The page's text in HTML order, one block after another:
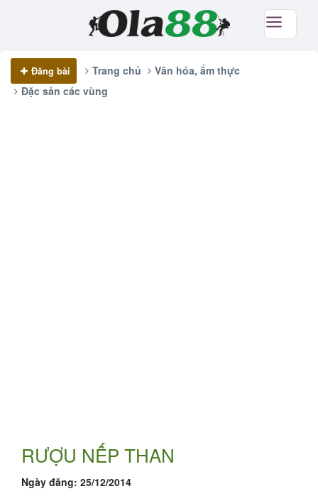
Đăng bài Trang chủ
Văn hóa, ẩm thực
Đặc sản các vùng
RƯỢU NẾP THAN
Ngày đăng: 25/12/2014